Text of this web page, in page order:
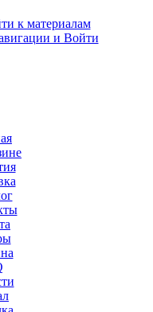
к материалам
и Войти